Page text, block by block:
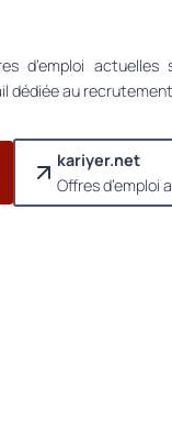
d’emploi
dédiée au
kariyer.net
Offres d’emploi